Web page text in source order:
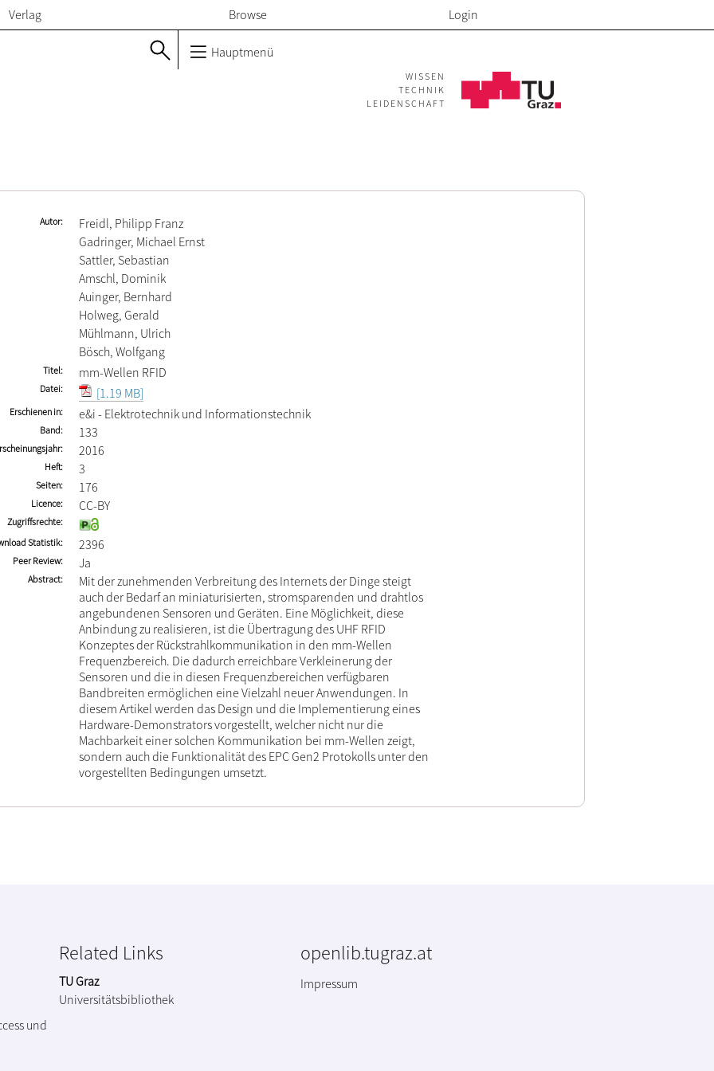
Verlag Browse Login
Hauptmenü
WISSEN
TECHNIK
LEIDENSCHAFT
Autor
Freidl, Philipp Franz
Gadringer, Michael Ernst
Sattler, Sebastian
Amschl, Dominik
Auinger, Bernhard
Holweg, Gerald
Mühlmann, Ulrich
Bösch, Wolfgang
Titel mm-Wellen RFID
Datei [1.19 MB]
Erschienen in e&i - Elektrotechnik und Informationstechnik
Band 133
2016
Heft 3
Seiten 176
Licence CC-BY
Zugriffsrechte
Statistik
2396
Peer Review Ja
Abstract
Mit der zunehmenden Verbreitung des Internets der Dinge steigt
auch der Bedarf an miniaturisierten, stromsparenden und drahtlos
angebundenen Sensoren und Geräten. Eine Möglichkeit, diese
Anbindung zu realisieren, ist die Übertragung des UHF RFID
Konzeptes der Rückstrahlkommunikation in den mm-Wellen
Frequenzbereich. Die dadurch erreichbare Verkleinerung der
Sensoren und die in diesen Frequenzbereichen verfügbaren
Bandbreiten ermöglichen eine Vielzahl neuer Anwendungen. In
diesem Artikel werden das Design und die Implementierung eines
Hardware-Demonstrators vorgestellt, welcher nicht nur die
Machbarkeit einer solchen Kommunikation bei mm-Wellen zeigt,
sondern auch die Funktionalität des EPC Gen2 Protokolls unter den
vorgestellten Bedingungen umsetzt.
und
Related Links
TU Graz
Universitätsbibliothek
openlib.tugraz.at
Impressum